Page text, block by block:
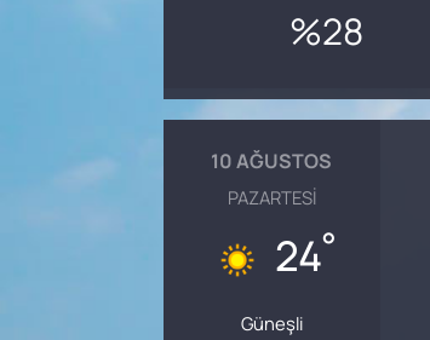
%28
10 AĞUSTOS
PAZARTESI
24°
Güneşli